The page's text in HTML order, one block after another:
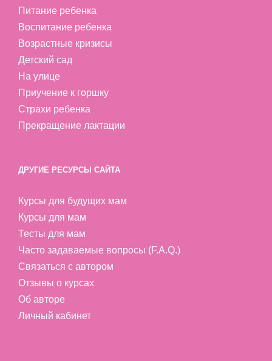
Питание ребенка
Воспитание ребенка
Возрастные кризисы
Детский сад
На улице
Приучение к горшку
Страхи ребенка
Прекращение лактации
ДРУГИЕ РЕСУРСЫ САЙТА
Курсы для будущих мам
Курсы для мам
Тесты для мам
Часто задаваемые вопросы (F.A.Q.)
Связаться с автором
Отзывы о курсах
Об авторе
Личный кабинет